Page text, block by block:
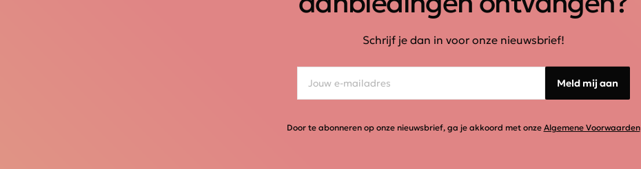
Schrijf je dan in voor onze nieuwsbrief!
Meld mij aan
Door te abonneren op onze nieuwsbrief, ga je akkoord met onze Algemene Voorwaarden